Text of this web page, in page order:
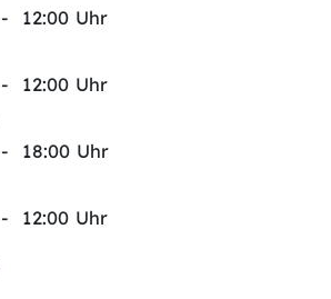
-
12:00 Uhr
-
12:00 Uhr
-
18:00 Uhr
- 12:00 Uhr